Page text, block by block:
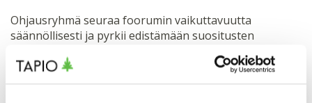
Ohjausryhmä seuraa foorumin vaikuttavuutta
säännöllisesti ja pyrkii edistämään suositusten
mm. Kansallisen metsästrategian, biotalousstrategian
ja muiden relevanttien strategioiden päivitykset,